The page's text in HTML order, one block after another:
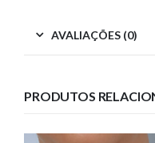
AVALIAÇÕES (0)
PRODUTOS